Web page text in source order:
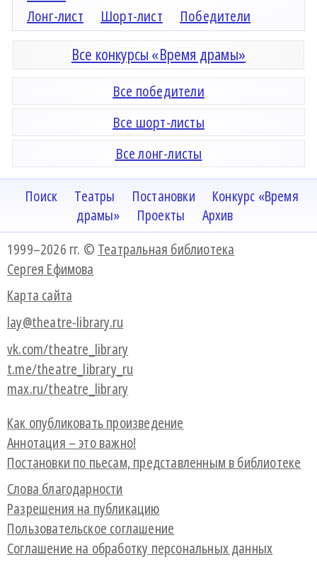
Лонг-лист
Шорт-лист Победители
Все конкурсы «Время драмы»
Все победители
Все шорт-листы
Все лонг-листы
Поиск Театры Постановки
Конкурс «Время
драмы»
Проекты
Архив
1999–2026 гг. © Театральная библиотека
Сергея Ефимова
Карта сайта
lay@theatre-library.ru
vk.com/theatre_library
t.me/theatre_library_ru
max.ru/theatre_library
Как опубликовать произведение
Аннотация – это важно!
Постановки по пьесам, представленным в библиотеке
Слова благодарности
Разрешения на публикацию
Пользовательское соглашение
Соглашение на обработку персональных данных